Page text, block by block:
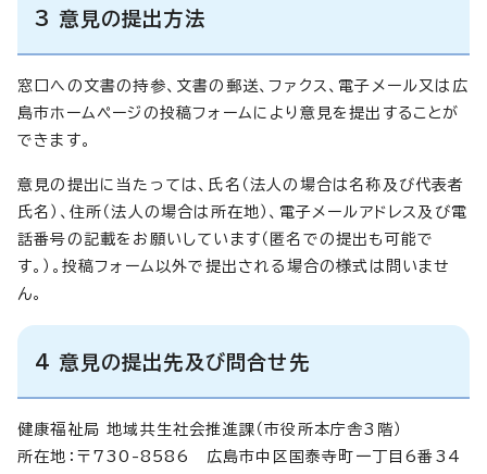
3 意見の提出方法
窓口への文書の持参、文書の郵送、ファクス、電子メール又は広
島市ホームページの投稿フォームにより意見を提出することが
できます。
意見の提出に当たっては、氏名（法人の場合は名称及び代表者
氏名）、住所（法人の場合は所在地）、電子メールアドレス及び電
話番号の記載をお願いしています（匿名での提出も可能で
す。）。投稿フォーム以外で提出される場合の様式は問いませ
ん。
4 意見の提出先及び問合せ先
健康福祉局 地域共生社会推進課（市役所本庁舎3階）
所在地：〒730-8586 広島市中区国泰寺町一丁目6番34